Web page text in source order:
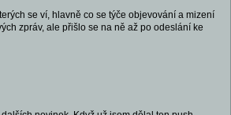
se ví, hlavně co se týče objevování a mizení
zpráv, ale přišlo se na ně až po odeslání ke